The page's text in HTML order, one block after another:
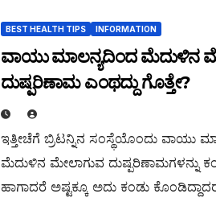
BEST HEALTH TIPS INFORMATION
ವಾಯು ಮಾಲನ್ಯದಿಂದ ಮೆದುಳಿನ
ದುಷ್ಪರಿಣಾಮ ಎಂಥದ್ದು ಗೊತ್ತೇ?
ಇತ್ತೀಚೆಗೆ ಬ್ರಿಟನ್ನಿನ ಸಂಸ್ಥೆಯೊಂದು ವಾಯು
ಮೆದುಳಿನ ಮೇಲಾಗುವ ದುಷ್ಪರಿಣಾಮಗಳನ್ನು
ಹಾಗಾದರೆ ಅಷ್ಟಕ್ಕೂ ಅದು ಕಂಡು